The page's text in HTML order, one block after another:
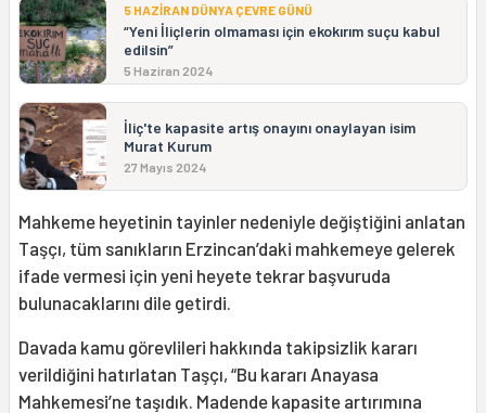
5 HAZİRAN DÜNYA ÇEVRE GÜNÜ
“Yeni İliçlerin olmaması için ekokırım suçu kabul
edilsin”
5 Haziran 2024
İliç'te kapasite artış onayını onaylayan isim
Murat Kurum
27 Mayıs 2024
Mahkeme heyetinin tayinler nedeniyle değiştiğini anlatan
Taşçı, tüm sanıkların Erzincan’daki mahkemeye gelerek
ifade vermesi için yeni heyete tekrar başvuruda
bulunacaklarını dile getirdi.
Davada kamu görevlileri hakkında takipsizlik kararı
verildiğini hatırlatan Taşçı, “Bu kararı Anayasa
Mahkemesi’ne taşıdık. Madende kapasite artırımına